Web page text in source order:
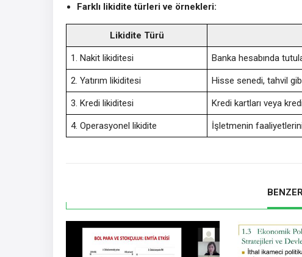
Farklı likidite türleri ve örnekleri:
Likidite Türü
1. Nakit likiditesi Banka hesabında
2. Yatırım likiditesi Hisse senedi, tahvil
3. Kredi likiditesi Kredi kartları veya
4. Operasyonel likidite İşletmenin